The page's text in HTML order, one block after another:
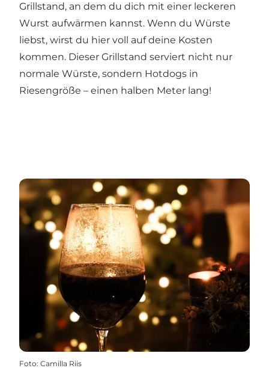
Grillstand, an dem du dich mit einer leckeren
Wurst aufwärmen kannst. Wenn du Würste
liebst, wirst du hier voll auf deine Kosten
kommen. Dieser Grillstand serviert nicht nur
normale Würste, sondern Hotdogs in
Riesengröße – einen halben Meter lang!
Foto: Camilla Riis